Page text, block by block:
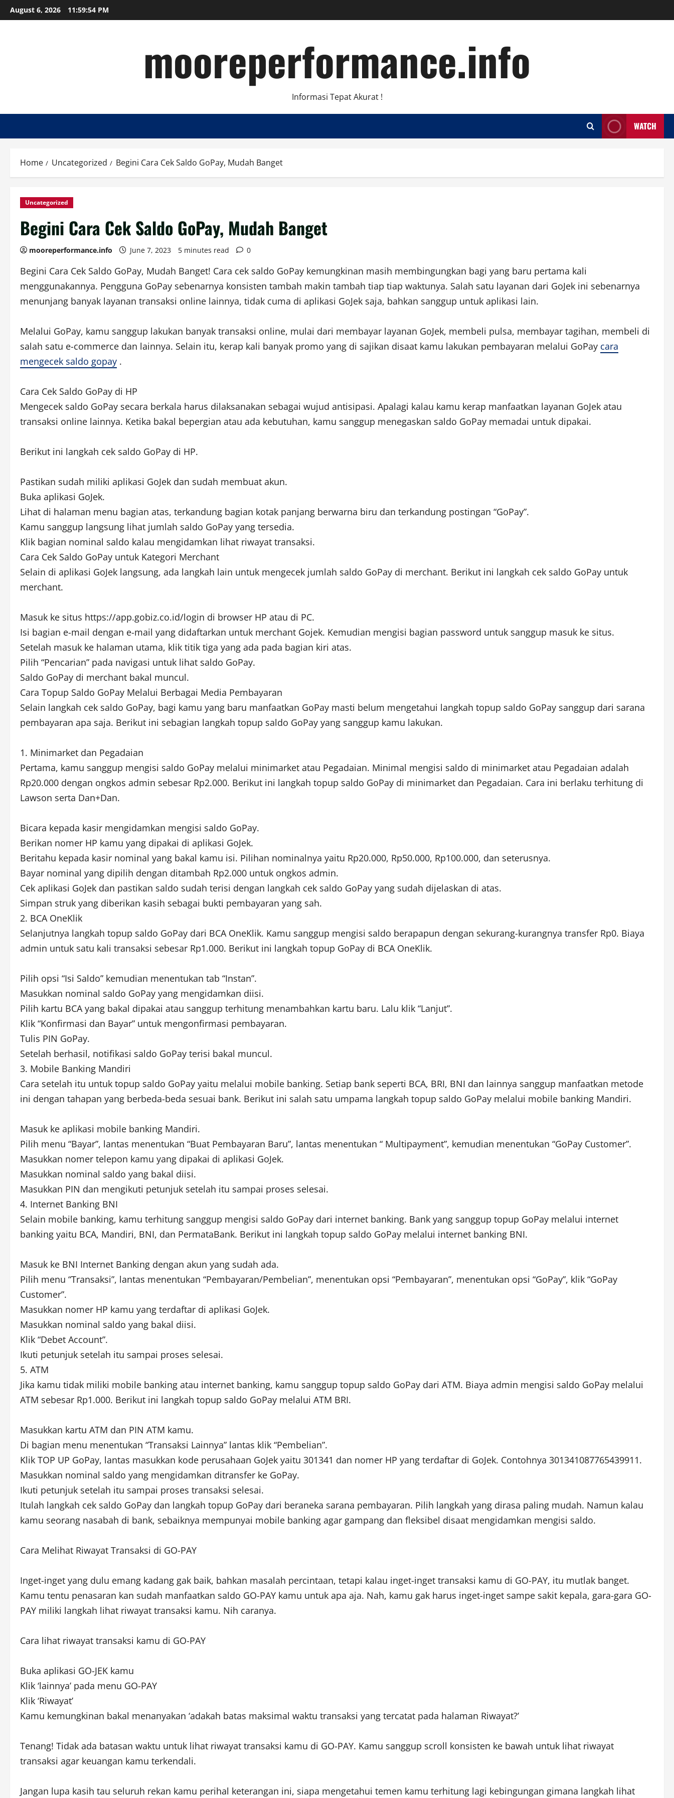
Skip
to
August 6, 2026 11:59:55 PM
mooreperformance.info
Informasi Tepat Akurat !
WATCH
Home Uncategorized Begini Cara Cek Saldo GoPay, Mudah Banget
Uncategorized
Begini Cara Cek Saldo GoPay, Mudah Banget
mooreperformance.info June 7, 2023 5 minutes read 0
Begini Cara Cek Saldo GoPay, Mudah Banget! Cara cek saldo GoPay kemungkinan masih membingungkan bagi yang baru pertama kali
menggunakannya. Pengguna GoPay sebenarnya konsisten tambah makin tambah tiap tiap waktunya. Salah satu layanan dari GoJek ini sebenarnya
menunjang banyak layanan transaksi online lainnya, tidak cuma di aplikasi GoJek saja, bahkan sanggup untuk aplikasi lain.
Melalui GoPay, kamu sanggup lakukan banyak transaksi online, mulai dari membayar layanan GoJek, membeli pulsa, membayar tagihan, membeli di
salah satu e-commerce dan lainnya. Selain itu, kerap kali banyak promo yang di sajikan disaat kamu lakukan pembayaran melalui GoPay cara
mengecek saldo gopay .
Cara Cek Saldo GoPay di HP
Mengecek saldo GoPay secara berkala harus dilaksanakan sebagai wujud antisipasi. Apalagi kalau kamu kerap manfaatkan layanan GoJek atau
transaksi online lainnya. Ketika bakal bepergian atau ada kebutuhan, kamu sanggup menegaskan saldo GoPay memadai untuk dipakai.
Berikut ini langkah cek saldo GoPay di HP.
Pastikan sudah miliki aplikasi GoJek dan sudah membuat akun.
Buka aplikasi GoJek.
Lihat di halaman menu bagian atas, terkandung bagian kotak panjang berwarna biru dan terkandung postingan “GoPay”.
Kamu sanggup langsung lihat jumlah saldo GoPay yang tersedia.
Klik bagian nominal saldo kalau mengidamkan lihat riwayat transaksi.
Cara Cek Saldo GoPay untuk Kategori Merchant
Selain di aplikasi GoJek langsung, ada langkah lain untuk mengecek jumlah saldo GoPay di merchant. Berikut ini langkah cek saldo GoPay untuk
merchant.
Masuk ke situs https://app.gobiz.co.id/login di browser HP atau di PC.
Isi bagian e-mail dengan e-mail yang didaftarkan untuk merchant Gojek. Kemudian mengisi bagian password untuk sanggup masuk ke situs.
Setelah masuk ke halaman utama, klik titik tiga yang ada pada bagian kiri atas.
Pilih “Pencarian” pada navigasi untuk lihat saldo GoPay.
Saldo GoPay di merchant bakal muncul.
Cara Topup Saldo GoPay Melalui Berbagai Media Pembayaran
Selain langkah cek saldo GoPay, bagi kamu yang baru manfaatkan GoPay masti belum mengetahui langkah topup saldo GoPay sanggup dari sarana
pembayaran apa saja. Berikut ini sebagian langkah topup saldo GoPay yang sanggup kamu lakukan.
1. Minimarket dan Pegadaian
Pertama, kamu sanggup mengisi saldo GoPay melalui minimarket atau Pegadaian. Minimal mengisi saldo di minimarket atau Pegadaian adalah
Rp20.000 dengan ongkos admin sebesar Rp2.000. Berikut ini langkah topup saldo GoPay di minimarket dan Pegadaian. Cara ini berlaku terhitung di
Lawson serta Dan+Dan.
Bicara kepada kasir mengidamkan mengisi saldo GoPay.
Berikan nomer HP kamu yang dipakai di aplikasi GoJek.
Beritahu kepada kasir nominal yang bakal kamu isi. Pilihan nominalnya yaitu Rp20.000, Rp50.000, Rp100.000, dan seterusnya.
Bayar nominal yang dipilih dengan ditambah Rp2.000 untuk ongkos admin.
Cek aplikasi GoJek dan pastikan saldo sudah terisi dengan langkah cek saldo GoPay yang sudah dijelaskan di atas.
Simpan struk yang diberikan kasih sebagai bukti pembayaran yang sah.
2. BCA OneKlik
Selanjutnya langkah topup saldo GoPay dari BCA OneKlik. Kamu sanggup mengisi saldo berapapun dengan sekurang-kurangnya transfer Rp0. Biaya
admin untuk satu kali transaksi sebesar Rp1.000. Berikut ini langkah topup GoPay di BCA OneKlik.
Pilih opsi “Isi Saldo” kemudian menentukan tab “Instan”.
Masukkan nominal saldo GoPay yang mengidamkan diisi.
Pilih kartu BCA yang bakal dipakai atau sanggup terhitung menambahkan kartu baru. Lalu klik “Lanjut”.
Klik “Konfirmasi dan Bayar” untuk mengonfirmasi pembayaran.
Tulis PIN GoPay.
Setelah berhasil, notifikasi saldo GoPay terisi bakal muncul.
3. Mobile Banking Mandiri
Cara setelah itu untuk topup saldo GoPay yaitu melalui mobile banking. Setiap bank seperti BCA, BRI, BNI dan lainnya sanggup manfaatkan metode
ini dengan tahapan yang berbeda-beda sesuai bank. Berikut ini salah satu umpama langkah topup saldo GoPay melalui mobile banking Mandiri.
Masuk ke aplikasi mobile banking Mandiri.
Pilih menu “Bayar”, lantas menentukan “Buat Pembayaran Baru”, lantas menentukan “ Multipayment”, kemudian menentukan “GoPay Customer”.
Masukkan nomer telepon kamu yang dipakai di aplikasi GoJek.
Masukkan nominal saldo yang bakal diisi.
Masukkan PIN dan mengikuti petunjuk setelah itu sampai proses selesai.
4. Internet Banking BNI
Selain mobile banking, kamu terhitung sanggup mengisi saldo GoPay dari internet banking. Bank yang sanggup topup GoPay melalui internet
banking yaitu BCA, Mandiri, BNI, dan PermataBank. Berikut ini langkah topup saldo GoPay melalui internet banking BNI.
Masuk ke BNI Internet Banking dengan akun yang sudah ada.
Pilih menu “Transaksi”, lantas menentukan “Pembayaran/Pembelian”, menentukan opsi “Pembayaran”, menentukan opsi “GoPay”, klik “GoPay
Customer”.
Masukkan nomer HP kamu yang terdaftar di aplikasi GoJek.
Masukkan nominal saldo yang bakal diisi.
Klik “Debet Account”.
Ikuti petunjuk setelah itu sampai proses selesai.
5. ATM
Jika kamu tidak miliki mobile banking atau internet banking, kamu sanggup topup saldo GoPay dari ATM. Biaya admin mengisi saldo GoPay melalui
ATM sebesar Rp1.000. Berikut ini langkah topup saldo GoPay melalui ATM BRI.
Masukkan kartu ATM dan PIN ATM kamu.
Di bagian menu menentukan “Transaksi Lainnya” lantas klik “Pembelian”.
Klik TOP UP GoPay, lantas masukkan kode perusahaan GoJek yaitu 301341 dan nomer HP yang terdaftar di GoJek. Contohnya 301341087765439911.
Masukkan nominal saldo yang mengidamkan ditransfer ke GoPay.
Ikuti petunjuk setelah itu sampai proses transaksi selesai.
Itulah langkah cek saldo GoPay dan langkah topup GoPay dari beraneka sarana pembayaran. Pilih langkah yang dirasa paling mudah. Namun kalau
kamu seorang nasabah di bank, sebaiknya mempunyai mobile banking agar gampang dan fleksibel disaat mengidamkan mengisi saldo.
Cara Melihat Riwayat Transaksi di GO-PAY
Inget-inget yang dulu emang kadang gak baik, bahkan masalah percintaan, tetapi kalau inget-inget transaksi kamu di GO-PAY, itu mutlak banget.
Kamu tentu penasaran kan sudah manfaatkan saldo GO-PAY kamu untuk apa aja. Nah, kamu gak harus inget-inget sampe sakit kepala, gara-gara GO-
PAY miliki langkah lihat riwayat transaksi kamu. Nih caranya.
Cara lihat riwayat transaksi kamu di GO-PAY
Buka aplikasi GO-JEK kamu
Klik ‘lainnya’ pada menu GO-PAY
Klik ‘Riwayat’
Kamu kemungkinan bakal menanyakan ‘adakah batas maksimal waktu transaksi yang tercatat pada halaman Riwayat?’
Tenang! Tidak ada batasan waktu untuk lihat riwayat transaksi kamu di GO-PAY. Kamu sanggup scroll konsisten ke bawah untuk lihat riwayat
transaksi agar keuangan kamu terkendali.
Jangan lupa kasih tau seluruh rekan kamu perihal keterangan ini, siapa mengetahui temen kamu terhitung lagi kebingungan gimana langkah lihat